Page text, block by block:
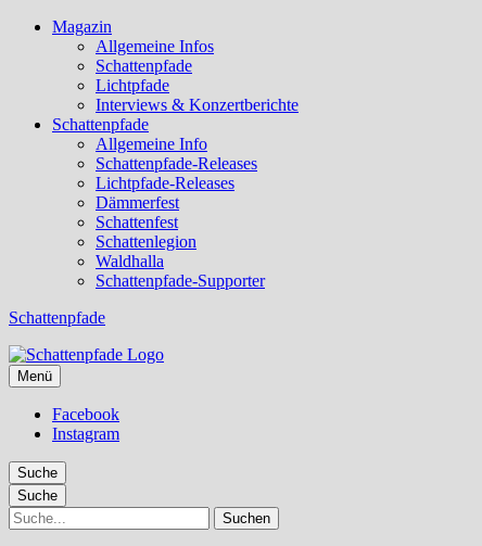
Magazin
Allgemeine Infos
Schattenpfade
Lichtpfade
Interviews & Konzertberichte
Schattenpfade
Allgemeine Info
Schattenpfade-Releases
Lichtpfade-Releases
Dämmerfest
Schattenfest
Schattenlegion
Waldhalla
Schattenpfade-Supporter
Schattenpfade
Menü
Facebook
Instagram
Suche
Suche
Suche